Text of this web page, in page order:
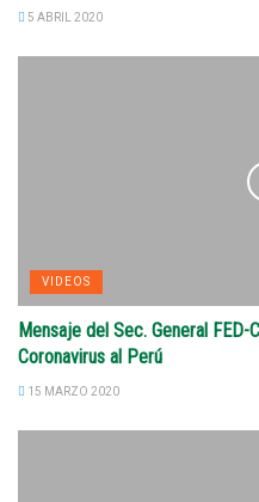
5 ABRIL 2020
VIDEOS
Mensaje del Sec. General FED-
Coronavirus al Perú
15 MARZO 2020